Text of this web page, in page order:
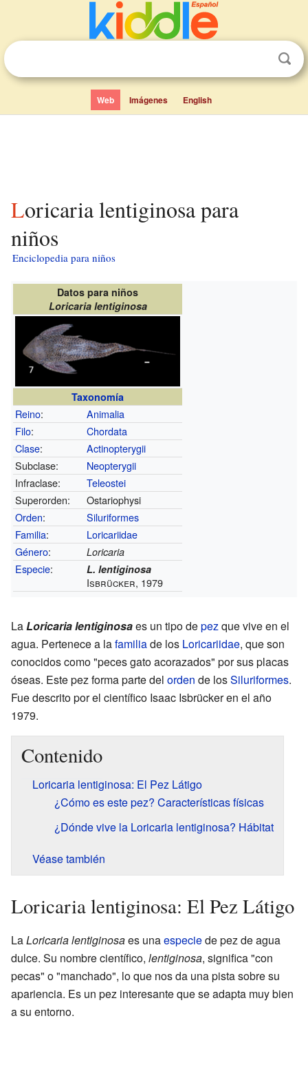
Web Imágenes English
Loricaria lentiginosa para
niños
Enciclopedia para niños
Datos para niños
Loricaria lentiginosa
Taxonomía
Reino:
Animalia
Filo:
Chordata
Clase:
Actinopterygii
Subclase:
Neopterygii
Infraclase:
Teleostei
Superorden:
Ostariophysi
Orden:
Siluriformes
Familia:
Loricariidae
Género: Loricaria
Especie: L. lentiginosa
Isbrücker, 1979
LaLoricaria lentiginosaes un tipo depezque vive en el
agua. Pertenece a lafamiliade los Loricariidae, que son
conocidos como "peces gato acorazados" por sus placas
óseas. Este pez forma parte del orden de losSiluriformes.
Fue descrito por el científico Isaac Isbrücker en el año
1979.
Contenido
Loricaria lentiginosa: El Pez Látigo
¿Cómo es este pez? Características físicas
¿Dónde vive la Loricaria lentiginosa? Hábitat
Véase también
Loricaria lentiginosa: El Pez Látigo
LaLoricaria lentiginosaes unaespeciede pez de agua
dulce. Su nombre científico, lentiginosa, significa "con
pecas" o "manchado", lo que nos da una pista sobre su
apariencia. Es un pez interesante que se adapta muy bien
a su entorno.